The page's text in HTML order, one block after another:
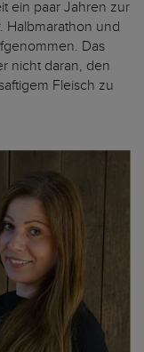
ein paar Jahren zur
Halbmarathon und
Das
nicht daran, den
Fleisch zu